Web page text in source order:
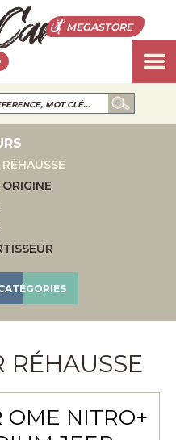
MEGASTORE
RÉHAUSSE
OME NITRO+